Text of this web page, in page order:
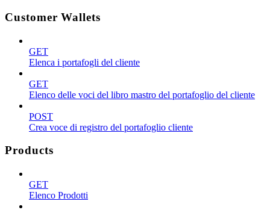
Customer Wallets
GET
Elenca i portafogli del cliente
GET
Elenco delle voci del libro mastro del portafoglio del cliente
POST
Crea voce di registro del portafoglio cliente
Products
GET
Elenco Prodotti